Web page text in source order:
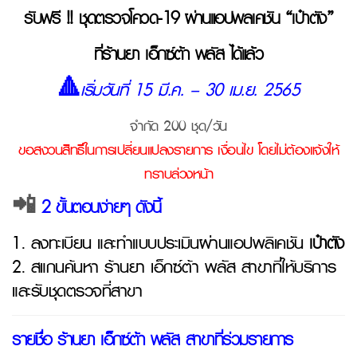
รับฟรี !! ชุดตรวจโควิด-19 ผ่านแอปพลิเคชัน “เป๋าตัง”
ที่ร้านยา เอ็กซ์ต้า พลัส ได้แล้ว
🔺เริ่มวันที่ 15 มี.ค. – 30 เม.ย. 2565
จำกัด 200 ชุด/วัน
ขอสงวนสิทธิ์ในการเปลี่ยนแปลงรายการ เงื่อนไข โดยไม่ต้องแจ้งให้
ทราบล่วงหน้า
📲2 ขั้นตอนง่ายๆ ดังนี้
1. ลงทะเบียน และทำแบบประเมินผ่านแอปพลิเคชัน เป๋าตัง
2. สแกนค้นหา ร้านยา เอ็กซ์ต้า พลัส สาขาที่ให้บริการ
และรับชุดตรวจที่สาขา
รายชื่อ ร้านยา เอ็กซ์ต้า พลัส สาขาที่ร่วมรายการ